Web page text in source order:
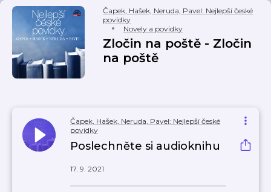
Čapek, Hašek, Neruda, Pavel: Nejlepší české
povídky
Novely a povídky
Zločin na poště - Zločin
na poště
Čapek, Hašek, Neruda, Pavel: Nejlepší české
povídky
Poslechněte si audioknihu
17. 9. 2021